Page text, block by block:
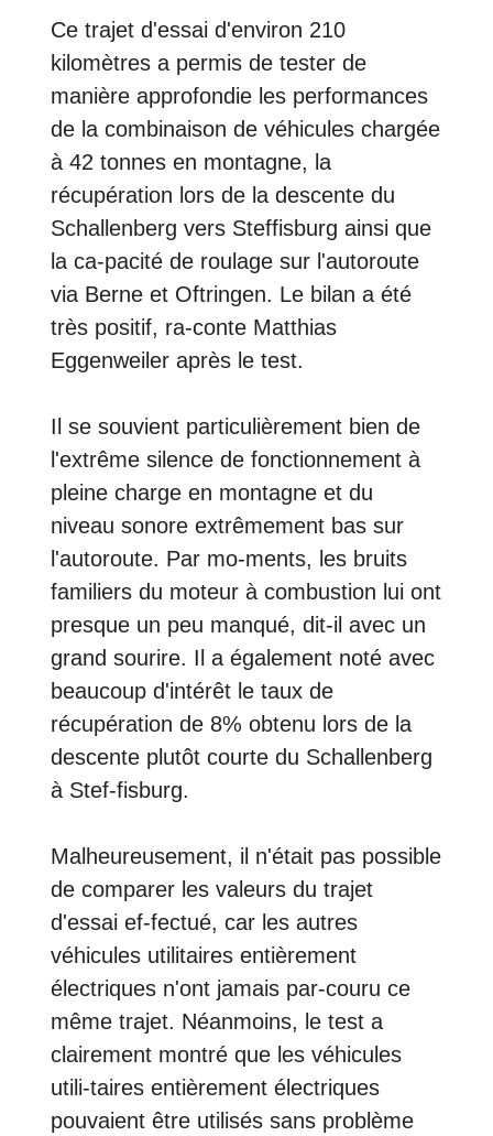
Ce trajet d'essai d'environ 210
kilomètres a permis de tester de
manière approfondie les performances
de la combinaison de véhicules chargée
à 42 tonnes en montagne, la
récupération lors de la descente du
Schallenberg vers Steffisburg ainsi que
la ca-pacité de roulage sur l'autoroute
via Berne et Oftringen. Le bilan a été
très positif, ra-conte Matthias
Eggenweiler après le test.
Il se souvient particulièrement bien de
l'extrême silence de fonctionnement à
pleine charge en montagne et du
niveau sonore extrêmement bas sur
l'autoroute. Par mo-ments, les bruits
familiers du moteur à combustion lui ont
presque un peu manqué, dit-il avec un
grand sourire. Il a également noté avec
beaucoup d'intérêt le taux de
récupération de 8% obtenu lors de la
descente plutôt courte du Schallenberg
à Stef-fisburg.
Malheureusement, il n'était pas possible
de comparer les valeurs du trajet
d'essai ef-fectué, car les autres
véhicules utilitaires entièrement
électriques n'ont jamais par-couru ce
même trajet. Néanmoins, le test a
clairement montré que les véhicules
utili-taires entièrement électriques
pouvaient être utilisés sans problème